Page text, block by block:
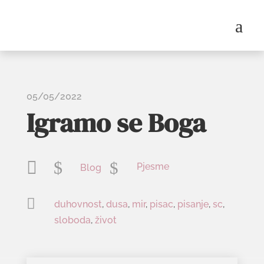
a
05/05/2022
Igramo se Boga
 $ Blog $ Pjesme
 duhovnost, dusa, mir, pisac, pisanje, sc,
sloboda, život